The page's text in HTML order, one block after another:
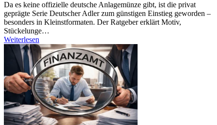
Da es keine offizielle deutsche Anlagemünze gibt, ist die privat
geprägte Serie Deutscher Adler zum günstigen Einstieg geworden –
besonders in Kleinstformaten. Der Ratgeber erklärt Motiv,
Stückelunge…
Weiterlesen